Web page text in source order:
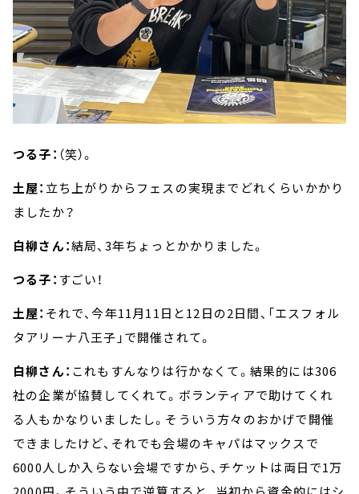
つる子： （笑）。
土屋： 立ち上がりからフェスの実現までどれくらいかかり
ましたか？
白柳さん：結局、3年ちょっとかかりました。
つる子： すごい！
土屋： それで、今年11月11日と12日の2日間、「エスフォル
タアリーナ八王子」で開催されて。
白柳さん： これもすんなりは行かなくて。結果的には306
社の企業が協賛してくれて。ボランティアで助けてくれ
る人もかなりいましたし。そういう方々のおかげで開催
できましたけど、それでも会場のキャパはマックスで
6000人しか入らない会場ですから、チケットは両日で1万